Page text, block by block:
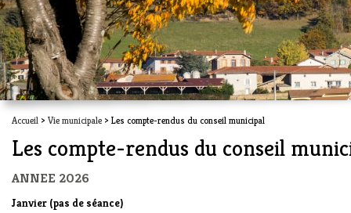
Accueil > Vie municipale > Les compte-rendus du conseil municipal
Les compte-rendus du conseil
ANNEE 2026
Janvier (pas de séance)